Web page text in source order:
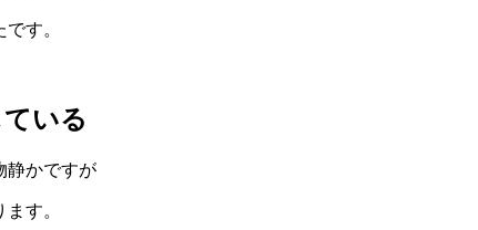
す。
いる
静かですが
す。